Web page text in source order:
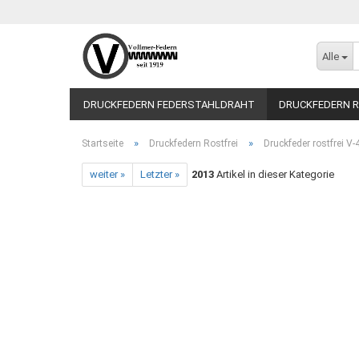
Alle
DRUCKFEDERN FEDERSTAHLDRAHT DRUCKFEDERN
Startseite » Druckfedern Rostfrei » Druckfeder rostfrei
weiter » Letzter » 2013 Artikel in dieser Kategorie